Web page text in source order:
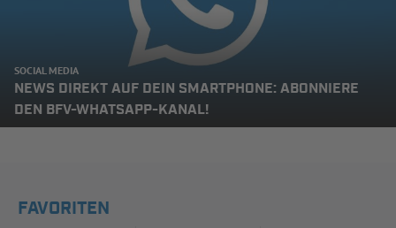
SOCIAL MEDIA
NEWS DIREKT AUF DEIN SMARTPHONE: ABONNIERE
DEN BFV-WHATSAPP-KANAL!
FAVORITEN